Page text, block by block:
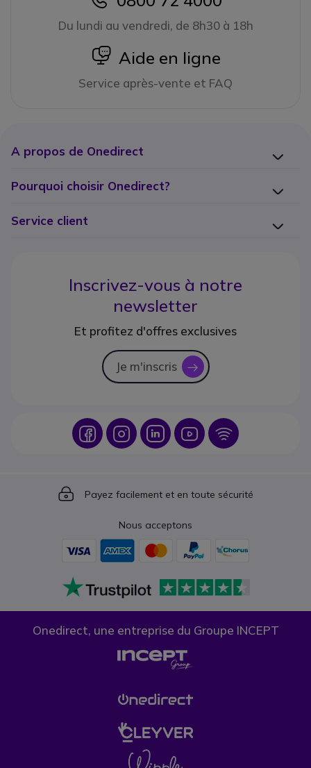
Du lundi au vendredi, de 8h30 à 18h
icon
Aide en ligne
Service après-vente et FAQ
A propos de Onedirect
Pourquoi choisir Onedirect?
Service client
Inscrivez-vous à notre
newsletter
Et profitez d'offres exclusives
Je m'inscris icon
Icon IconIcon Icon Icon
Icon
Payez facilement et en toute sécurité
Nous acceptons
Onedirect, une entreprise du Groupe INCEPT